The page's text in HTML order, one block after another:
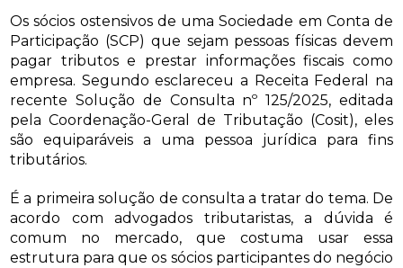
Os sócios ostensivos de uma Sociedade em Conta de
Participação (SCP) que sejam pessoas físicas devem
pagar tributos e prestar informações fiscais como
empresa. Segundo esclareceu a Receita Federal na
recente Solução de Consulta nº 125/2025, editada
pela Coordenação-Geral de Tributação (Cosit), eles
são equiparáveis a uma pessoa jurídica para fins
tributários.
É a primeira solução de consulta a tratar do tema. De
acordo com advogados tributaristas, a dúvida é
comum no mercado, que costuma usar essa
estrutura para que os sócios participantes do negócio